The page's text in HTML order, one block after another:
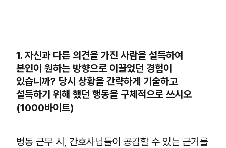
1. 자신과 다른 의견을 가진 사람을 설득하여
본인이 원하는 방향으로 이끌었던 경험이
있습니까? 당시 상황을 간략하게 기술하고
설득하기 위해 했던 행동을 구체적으로 쓰시오
(1000바이트)
병동 근무 시, 간호사님들이 공감할 수 있는 근거를